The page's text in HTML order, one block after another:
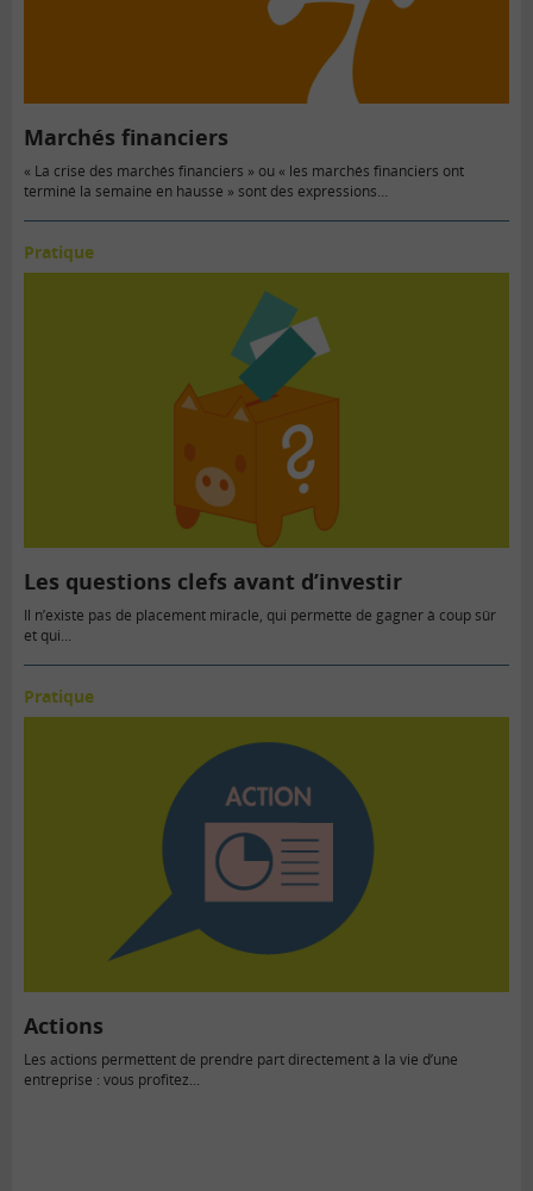
Marchés financiers
« La crise des marchés financiers » ou « les marchés financiers ont
terminé la semaine en hausse » sont des expressions…
Pratique
Les questions clefs avant d’investir
Il n’existe pas de placement miracle, qui permette de gagner à coup sûr
et qui...
Pratique
Actions
Les actions permettent de prendre part directement à la vie d’une
entreprise : vous profitez...